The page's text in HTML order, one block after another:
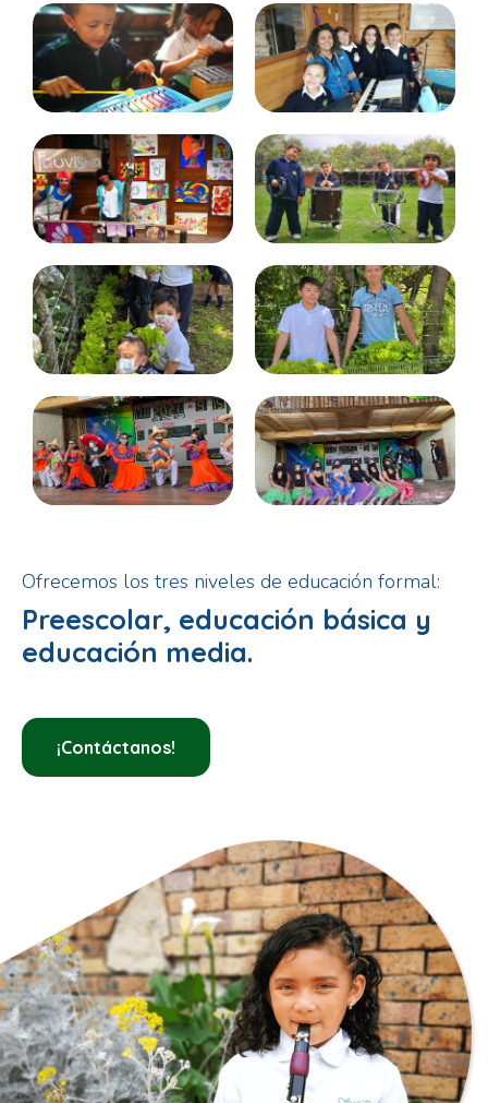
Ofrecemos los tres niveles de educación formal:
Preescolar, educación básica y
educación media.
¡Contáctanos!